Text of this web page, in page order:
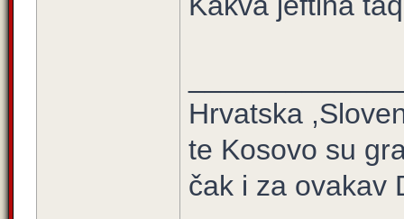
Hrvatska
te Kosovo su
čak i za ovakav